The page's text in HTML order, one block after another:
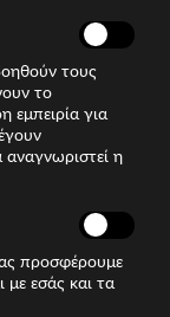
τους
το
εμπειρία για
η
προσφέρουμε
με εσάς και τα